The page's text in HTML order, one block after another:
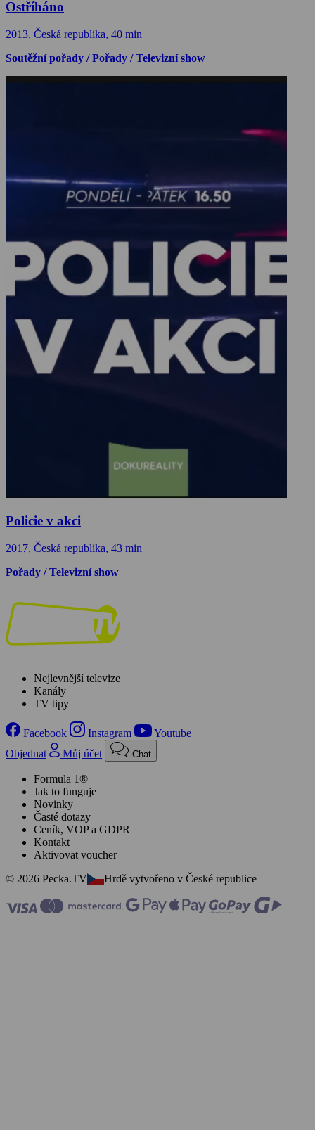
Ostříháno
2013, Česká republika, 40 min
Soutěžní pořady / Pořady / Televizní show
Policie v akci
2017, Česká republika, 43 min
Pořady / Televizní show
Nejlevnější televize
Kanály
TV tipy
Facebook Instagram
Youtube
Objednat
Můj účet Chat
Formula 1®
Jak to funguje
Novinky
Časté dotazy
Ceník, VOP a GDPR
Kontakt
Aktivovat voucher
© 2026 Pecka.TV
Hrdě vytvořeno v České republice